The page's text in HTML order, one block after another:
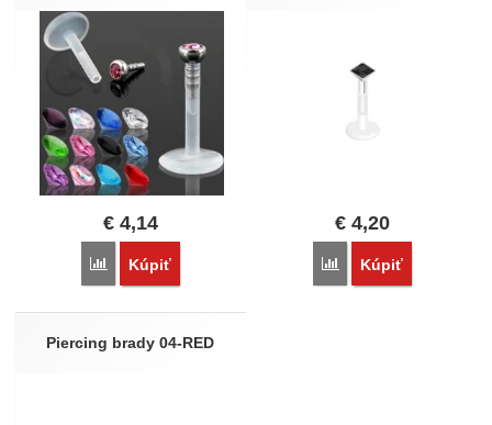
€ 4,14
Porovnať
Kúpiť
€4,20
Porovnať
Kúpiť
Piercing brady 04-RED